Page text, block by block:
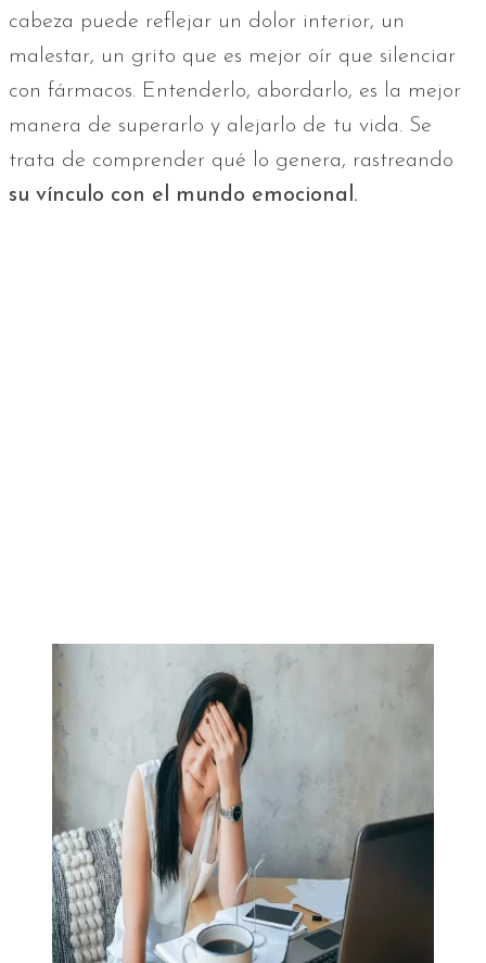
cabeza puede reflejar un dolor interior, un
malestar, un grito que es mejor oír que silenciar
con fármacos. Entenderlo, abordarlo, es la mejor
manera de superarlo y alejarlo de tu vida. Se
trata de comprender qué lo genera, rastreando
su vínculo con el mundo emocional.